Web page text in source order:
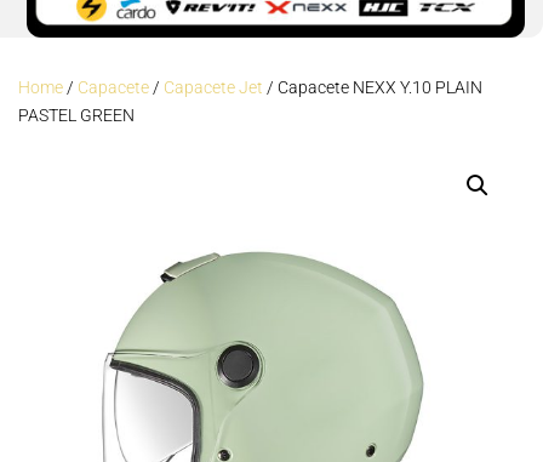
Home/ Capacete/ Capacete Jet / Capacete NEXX Y.10 PLAIN
PASTEL GREEN